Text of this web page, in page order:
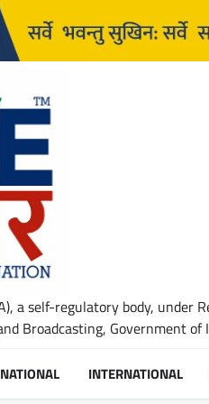
a self-regulatory body, under
Broadcasting, Government of
NATIONAL INTERNATIONAL